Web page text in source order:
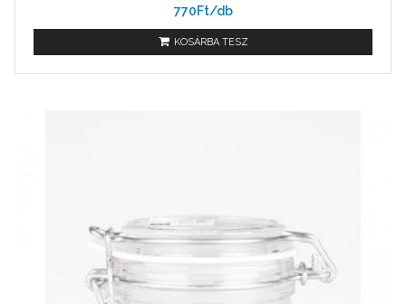
770Ft/db
KOSÁRBA TESZ